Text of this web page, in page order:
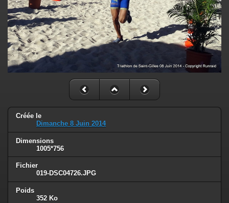
Créée le
Dimanche 8 Juin 2014
Dimensions
1005*756
Fichier
019-DSC04726.JPG
Poids
352 Ko